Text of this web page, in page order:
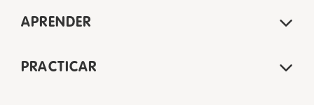
APRENDER
PRACTICAR